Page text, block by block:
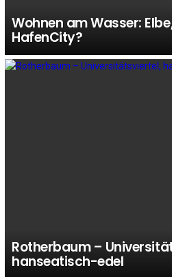
Wohnen am Wasser:
HafenCity?
Rotherbaum –
hanseatisch-edel